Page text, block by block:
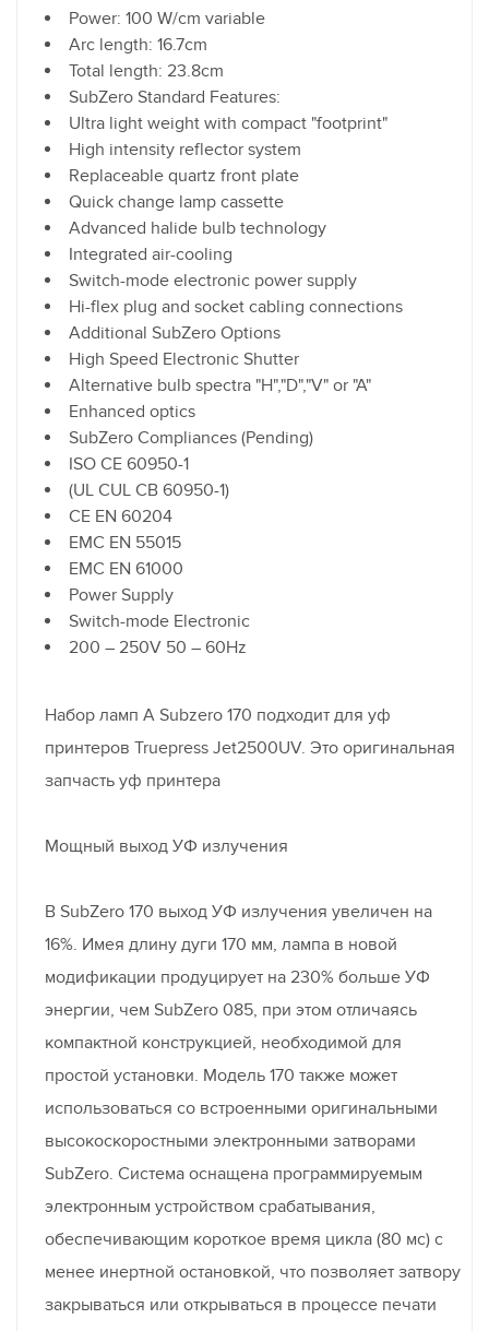
Power: 100 W/cm variable
Arc length: 16.7cm
Total length: 23.8cm
SubZero Standard Features:
Ultra light weight with compact "footprint"
High intensity reflector system
Replaceable quartz front plate
Quick change lamp cassette
Advanced halide bulb technology
Integrated air-cooling
Switch-mode electronic power supply
Hi-flex plug and socket cabling connections
Additional SubZero Options
High Speed Electronic Shutter
Alternative bulb spectra "H","D","V" or "A"
Enhanced optics
SubZero Compliances (Pending)
ISO CE 60950-1
(UL CUL CB 60950-1)
CE EN 60204
EMC EN 55015
EMC EN 61000
Power Supply
Switch-mode Electronic
200 – 250V 50 – 60Hz
Набор ламп A Subzero 170 подходит для уф
принтеров Truepress Jet2500UV. Это оригинальная
запчасть уф принтера
Мощный выход УФ излучения
В SubZero 170 выход УФ излучения увеличен на
16%. Имея длину дуги 170 мм, лампа в новой
модификации продуцирует на 230% больше УФ
энергии, чем SubZero 085, при этом отличаясь
компактной конструкцией, необходимой для
простой установки. Модель 170 также может
использоваться со встроенными оригинальными
высокоскоростными электронными затворами
SubZero. Система оснащена программируемым
электронным устройством срабатывания,
обеспечивающим короткое время цикла (80 мс) с
менее инертной остановкой, что позволяет затвору
закрываться или открываться в процессе печати